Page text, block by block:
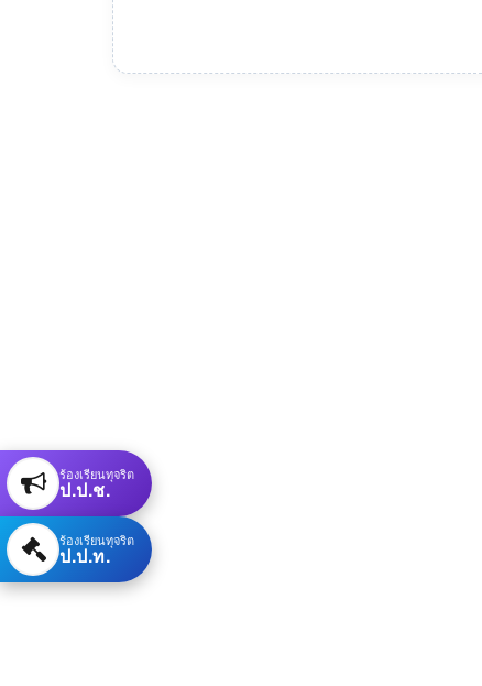
ร้องเรียนทุจริต
ป.ป.ช.
ร้องเรียนทุจริต
ป.ป.ท.